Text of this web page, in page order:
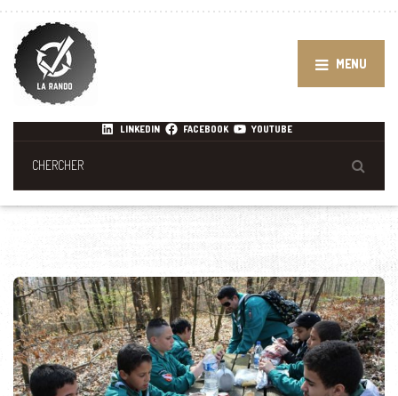
MENU
LINKEDIN FACEBOOK YOUTUBE